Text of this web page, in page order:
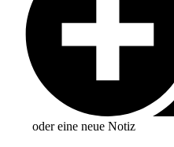
oder eine neue Notiz